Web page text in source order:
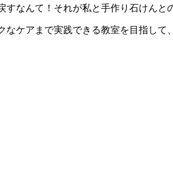
なんて！それが私と手作り石けん
ケアまで実践できる教室を目指して